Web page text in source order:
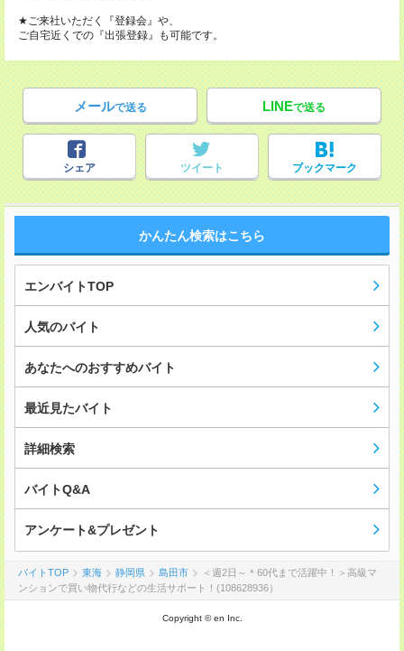
★ご来社いただく『登録会』や、
ご自宅近くでの『出張登録』も可能です。
メールで送る LINEで送る
シェア ツイート ブックマーク
かんたん検索はこちら
エンバイトTOP
人気のバイト
あなたへのおすすめバイト
最近見たバイト
詳細検索
バイトQ&A
アンケート&プレゼント
バイトTOP 東海 静岡県 島田市
＜週2日～＊60代まで活躍中！＞高級マ
ンションで買い物代行などの生活サポート！(108628936）
Copyright © en Inc.